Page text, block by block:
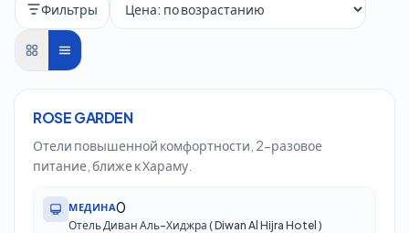
Фильтры
14дн./13ноч.
ROSE GARDEN
Отели повышенной комфортности, 2-разовое
питание, ближе к Хараму.
МЕДИНА0
Отель Диван Аль-Хиджра ( Diwan Al Hijra Hotel )